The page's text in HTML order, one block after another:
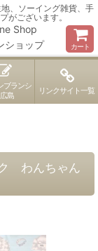
、ソーイング雑貨、手
がございます。
Shop
ショップ
カート
ブランシ
島
リンクサイト一覧
わんちゃん